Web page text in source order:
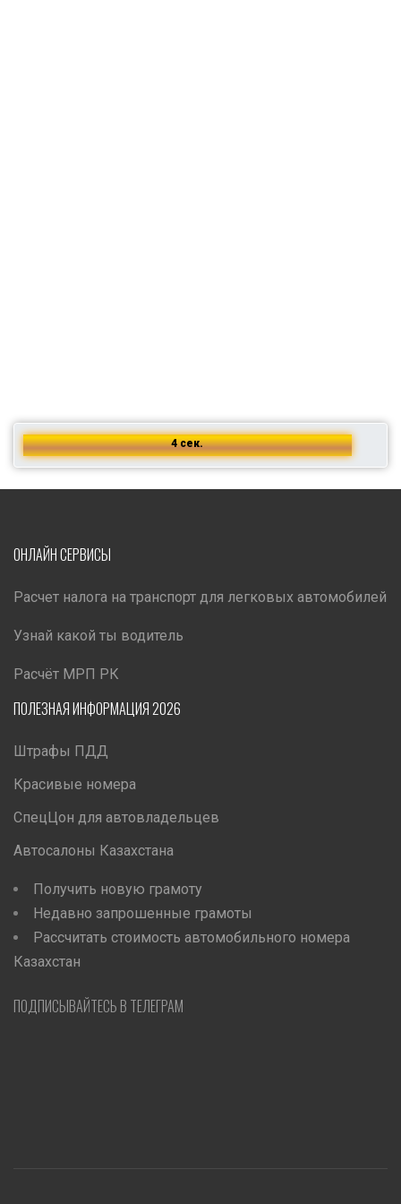
4 сек.
ОНЛАЙН СЕРВИСЫ
Расчет налога на транспорт для легковых автомобилей
Узнай какой ты водитель
Расчёт МРП РК
ПОЛЕЗНАЯ ИНФОРМАЦИЯ 2026
Штрафы ПДД
Красивые номера
СпецЦон для автовладельцев
Автосалоны Казахстана
Получить новую грамоту
Недавно запрошенные грамоты
Рассчитать стоимость автомобильного номера
Казахстан
ПОДПИСЫВАЙТЕСЬ В ТЕЛЕГРАМ